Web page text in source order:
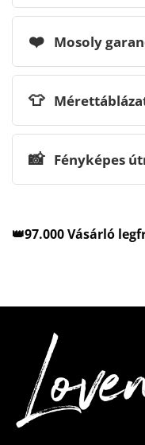
❤️ Mosoly
👕
📸 Fényképes
👑97.000 Vásárló